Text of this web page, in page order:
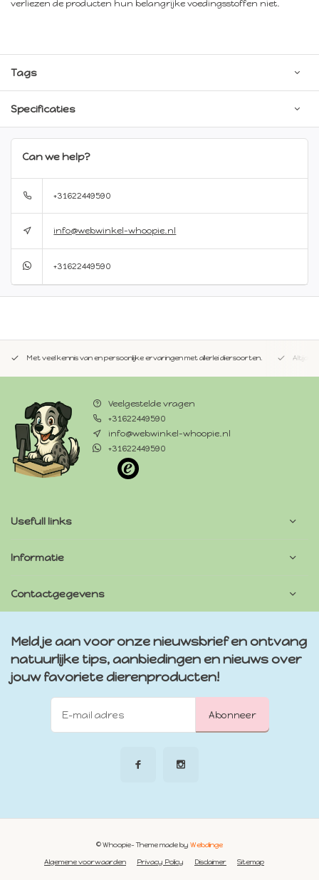
verliezen de producten hun belangrijke voedingsstoffen niet.
Tags
Specificaties
Can we help?
+31622449590
info@webwinkel-whoopie.nl
+31622449590
Met veel kennis van en persoonlijke ervaringen met allerlei diersoorten. Altijd
Veelgestelde vragen
+31622449590
info@webwinkel-whoopie.nl
+31622449590
Usefull links
Informatie
Contactgegevens
Meld je aan voor onze nieuwsbrief en ontvang
natuurlijke tips, aanbiedingen en nieuws over
jouw favoriete dierenproducten!
Abonneer
Algemene voorwaarden Privacy Policy Disclaimer Sitemap
© Whoopie- Theme made by Webdinge